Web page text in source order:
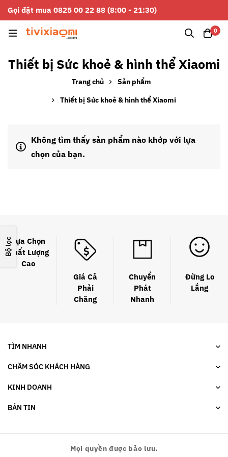
Gọi đặt mua 0825 00 22 88 (8:00 - 21:30)
0
Thiết bị Sức khoẻ & hình thể Xiaomi
Trang chủ
Sản phẩm
Thiết bị Sức khoẻ & hình thể Xiaomi
Bộ lọc
Không tìm thấy sản phẩm nào khớp với lựa
chọn của bạn.
Lựa Chọn
Chất Lượng
Cao
Giá Cả
Phải
Chăng
Chuyển
Phát
Nhanh
Đừng Lo
Lắng
TÌM NHANH
CHĂM SÓC KHÁCH HÀNG
KINH DOANH
BẢN TIN
Mọi quyền được bảo lưu.